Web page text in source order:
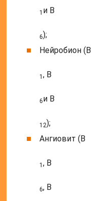
1 и B
6);
Нейробион (B
1, B
6и B
12);
Ангиовит (B
1, B
6, B